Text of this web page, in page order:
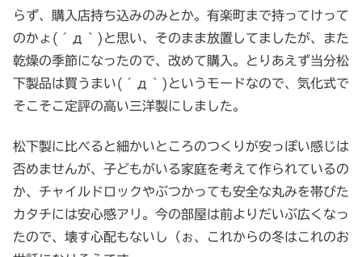
らず、購入店持ち込みのみとか。有楽町まで持ってけって
のかょ(´д｀)と思い、そのまま放置してましたが、また
乾燥の季節になったので、改めて購入。とりあえず当分松
下製品は買うまい(´д｀)というモードなので、気化式で
そこそこ定評の高い三洋製にしました。
松下製に比べると細かいところのつくりが安っぽい感じは
否めませんが、子どもがいる家庭を考えて作られているの
か、チャイルドロックやぶつかっても安全な丸みを帯びた
カタチには安心感アリ。今の部屋は前よりだいぶ広くなっ
たので、壊す心配もないし（ぉ、これからの冬はこれのお